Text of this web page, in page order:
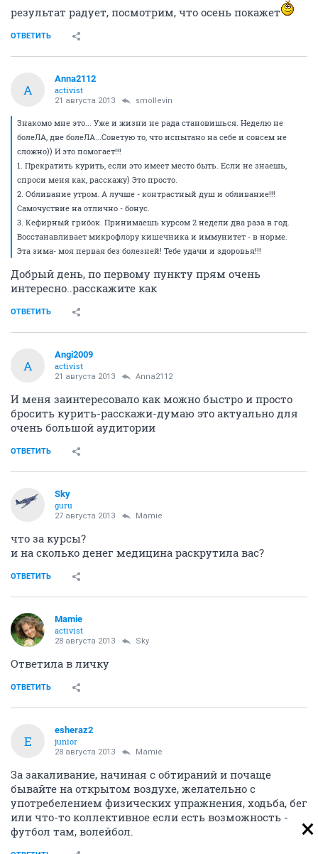
результат радует, посмотрим, что осень покажет
ОТВЕТИТЬ
A
Anna2112
activist
21 августа 2013 smollevin
Знакомо мне это... Уже и жизни не рада становишься. Неделю не
болеЛА, две болеЛА...Советую то, что испытано на себе и совсем не
сложно)) И это помогает!!!
1. Прекратить курить, если это имеет место быть. Если не знаешь,
спроси меня как, расскажу) Это просто.
2. Обливание утром. А лучше - контрастный душ и обливание!!!
Самочуствие на отлично - бонус.
3. Кефирный грибок. Принимаешь курсом 2 недели два раза в год.
Восстанавливает микрофлору кишечника и иммунитет - в норме.
Эта зима- моя первая без болезней! Тебе удачи и здоровья!!!
Добрый день, по первому пункту прям очень
интересно..расскажите как
ОТВЕТИТЬ
A
Angi2009
activist
21 августа 2013 Anna2112
И меня заинтересовало как можно быстро и просто
бросить курить-расскажи-думаю это актуально для
очень большой аудитории
ОТВЕТИТЬ
Sky
guru
27 августа 2013 Mamie
что за курсы?
и на сколько денег медицина раскрутила вас?
ОТВЕТИТЬ
Mamie
activist
28 августа 2013 Sky
Ответила в личку
ОТВЕТИТЬ
E
esheraz2
junior
28 августа 2013 Mamie
За закаливание, начиная с обтираний и почаще
бывайте на открытом воздухе, желательно с
употребелением физических упражнения, ходьба, бег
или что-то коллективное если есть возможность -
футбол там, волейбол.